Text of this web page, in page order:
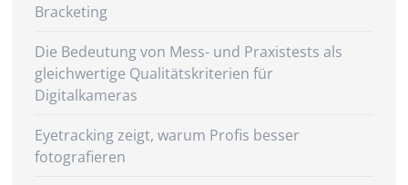
Bracketing
Die Bedeutung von Mess- und Praxistests als
gleichwertige Qualitätskriterien für
Digitalkameras
Eyetracking zeigt, warum Profis besser
fotografieren